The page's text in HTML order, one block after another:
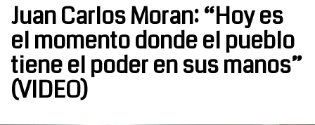
Juan Carlos Moran: “Hoy es
el momento donde el pueblo
tiene el poder en sus manos”
(VIDEO)